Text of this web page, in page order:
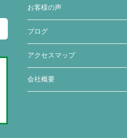
お客様の声
ブログ
アクセスマップ
会社概要